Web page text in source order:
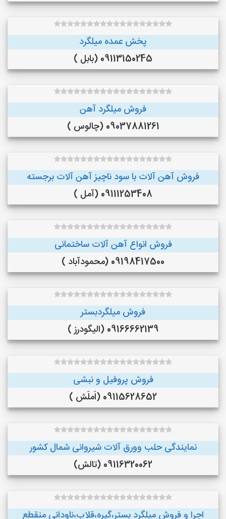
پخش عمده میلگرد
09113150245 (بابل )
فروش میلگرد آهن
09037881261 (چالوس )
فروش آهن آلات با سود ناچیز آهن آلات برجسته
09111253408 (آمل )
فروش انواع آهن آلات ساختمانی
09198417500 (محمودآباد )
فروش میلگردبستر
09166662139 (الیگودرز )
فروش پروفیل و نبشی
09115628652 (اَملَش )
نمایندگی حلب وورق آلات شیروانی شمال کشور
09116320062 (تالش)
اجرا و فروش میلگرد بستر،گیره،قلاب،ناودانی منقطع